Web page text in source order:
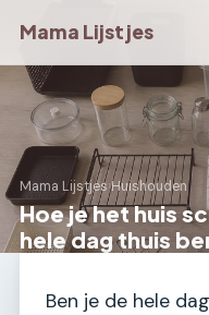
Mama Lijstjes
Mama Lijstjes›Huishouden
Hoe je het huis
hele dag thuis
Ben je de hele